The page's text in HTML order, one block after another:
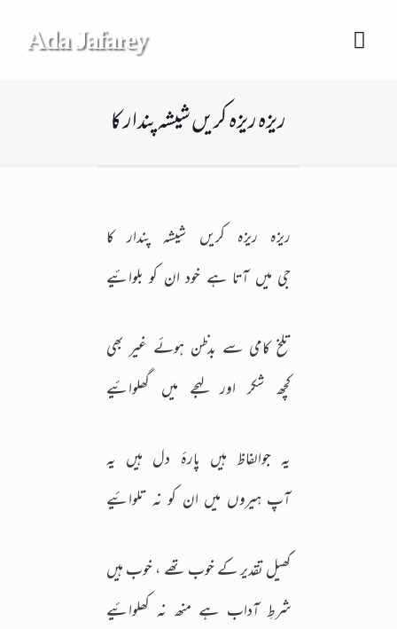
Ada Jafarey
ریزہ ریزہ کریں شیشہ پندار کا
ریزہ ریزہ کریں شیشہ پندار کا
جی میں آتا ہے خود ان کو بلوائیے
تلخ کامی سے بدظن ہوئے غیر بھی
کچھ شکر اور لہجے میں گھلوائیے
یہ جوالفاظ ہیں پارۂ دل ہیں یہ
آپ ہیروں میں ان کو نہ تلوائیے
کھیل تقدیر کے خوب تھے ، خوب ہیں
شرطِ آداب ہے منھ نہ کھلوائیے